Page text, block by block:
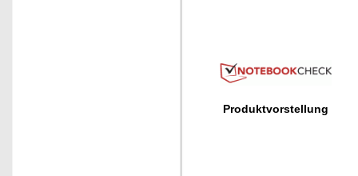
Produktvorstellung